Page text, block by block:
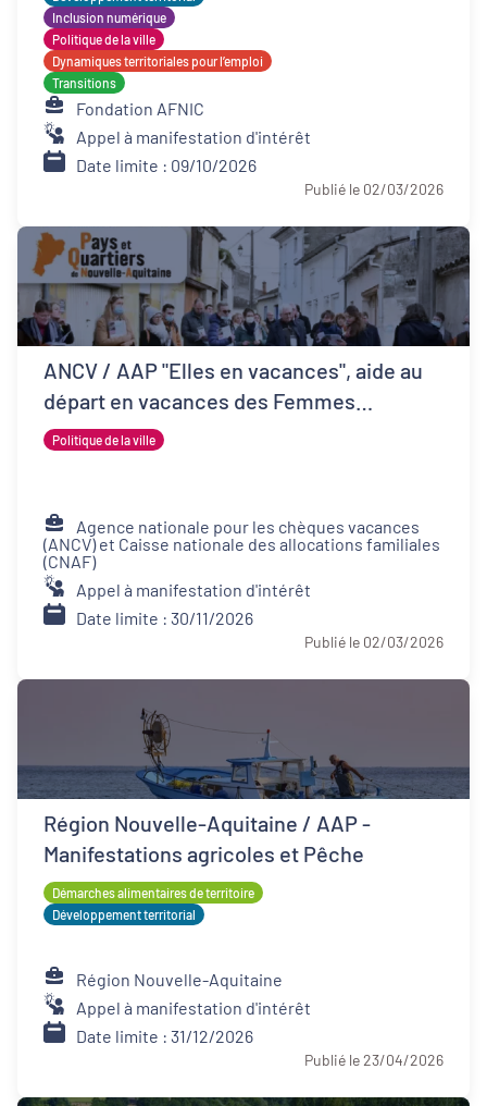
Inclusion numérique
Politique de la ville
Dynamiques territoriales pour l’emploi
Transitions
Fondation AFNIC
Appel à manifestation d'intérêt
Date limite : 09/10/2026
Publié le 02/03/2026
ANCV / AAP "Elles en vacances", aide au
départ en vacances des Femmes
Victimes de Violences et de leurs proches
Politique de la ville
Agence nationale pour les chèques vacances
(ANCV) et Caisse nationale des allocations familiales
(CNAF)
Appel à manifestation d'intérêt
Date limite : 30/11/2026
Publié le 02/03/2026
Région Nouvelle-Aquitaine / AAP -
Manifestations agricoles et Pêche
Démarches alimentaires de territoire
Développement territorial
Région Nouvelle-Aquitaine
Appel à manifestation d'intérêt
Date limite : 31/12/2026
Publié le 23/04/2026